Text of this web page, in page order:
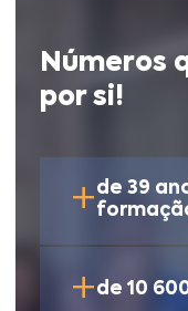
Números
por si!
+de 39
+de 10